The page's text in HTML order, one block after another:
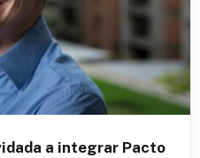
a integrar Pacto